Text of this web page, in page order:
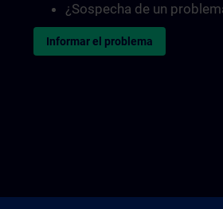
¿Sospecha de un
Informar el problema